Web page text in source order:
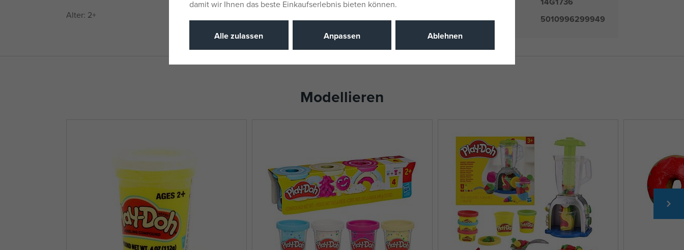
Alter: 2+
EAN 5010996299949
Modellieren
damit wir Ihnen das beste Einkaufserlebnis bieten können.
Alle zulassen Anpassen Ablehnen